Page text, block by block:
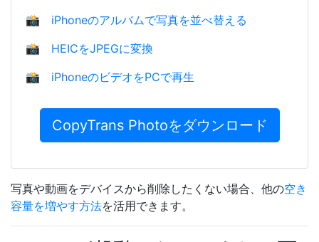
📸 iPhoneのアルバムで写真を並べ替える
📸 HEICをJPEGに変換
📸 iPhoneのビデオをPCで再生
CopyTrans Photoをダウンロード
写真や動画をデバイスから削除したくない場合、他の空き
容量を増やす方法を活用できます。